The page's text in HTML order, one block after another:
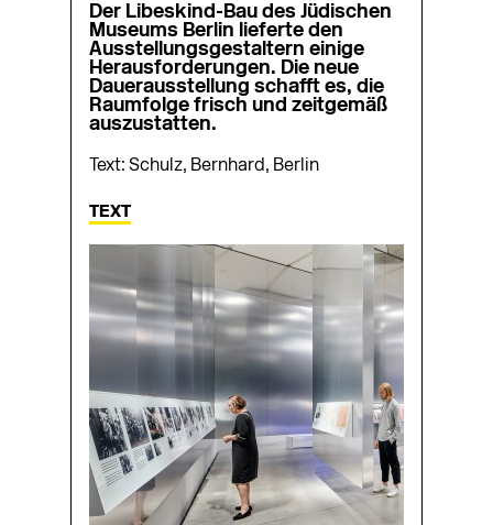
Der Libeskind-Bau des Jüdischen
Museums Berlin lieferte den
Ausstellungsgestaltern einige
Herausforderungen. Die neue
Dauerausstellung schafft es, die
Raumfolge frisch und zeitgemäß
auszustatten.
Text: Schulz, Bernhard, Berlin
TEXT